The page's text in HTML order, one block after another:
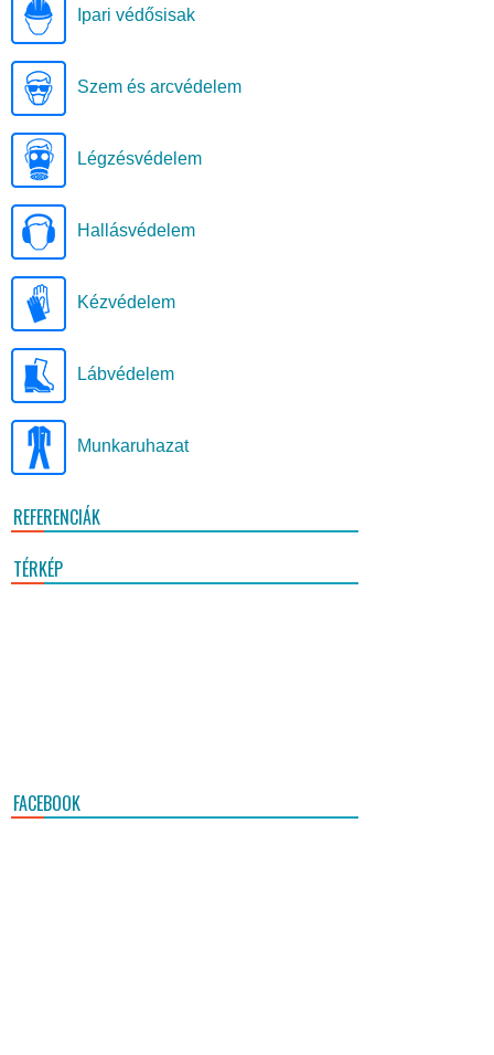
Ipari védősisak
Szem és arcvédelem
Légzésvédelem
Hallásvédelem
Kézvédelem
Lábvédelem
Munkaruhazat
REFERENCIÁK
TÉRKÉP
FACEBOOK